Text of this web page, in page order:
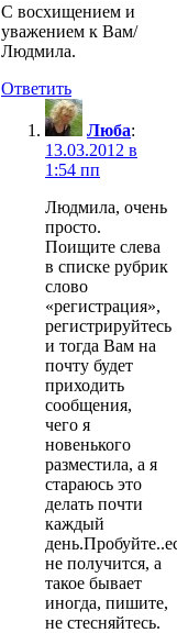
С восхищением и
уважением к Вам/
Людмила.
Ответить
Люба:
13.03.2012 в
1:54 пп
Людмила, очень
просто.
Поищите слева
в списке рубрик
слово
«регистрация»,
регистрируйтесь
и тогда Вам на
почту будет
приходить
сообщения,
чего я
новенького
разместила, а я
стараюсь это
делать почти
каждый
не получится, а
такое бывает
иногда, пишите,
не стесняйтесь.